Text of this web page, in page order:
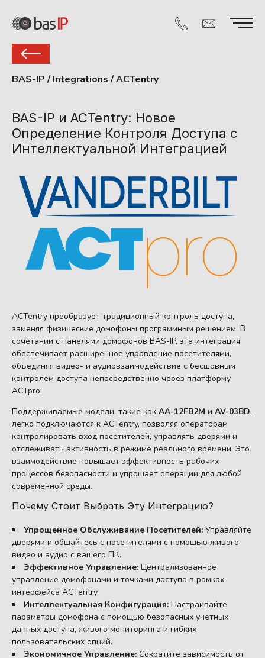
BAS-IP / Integrations /ACTentry
BAS-IP и ACTentry: Новое
Определение Контроля Доступа с
Интеллектуальной Интеграцией
ACTentry преобразует традиционный контроль доступа,
заменяя физические домофоны программным решением. В
сочетании с панелями домофонов BAS-IP, эта интеграция
обеспечивает расширенное управление посетителями,
объединяя видео- и аудиовзаимодействие с бесшовным
контролем доступа непосредственно через платформу
ACTpro.
Поддерживаемые модели, такие как AA-12FB2M и AV-03BD,
легко подключаются к ACTentry, позволяя операторам
контролировать вход посетителей, управлять дверями и
отслеживать активность в режиме реального времени. Это
взаимодействие повышает эффективность рабочих
процессов безопасности и упрощает операции для любой
современной среды.
Почему Стоит Выбрать Эту Интеграцию?
Упрощенное Обслуживание Посетителей: Управляйте
дверями и общайтесь с посетителями с помощью живого
видео и аудио с вашего ПК.
Эффективное Управление: Централизованное
управление домофонами и точками доступа в рамках
интерфейса ACTentry.
Интеллектуальная Конфигурация: Настраивайте
параметры домофона с помощью безопасных учетных
данных доступа, живого мониторинга и гибких
пользовательских опций.
Экономичное Управление: Сократите зависимость от